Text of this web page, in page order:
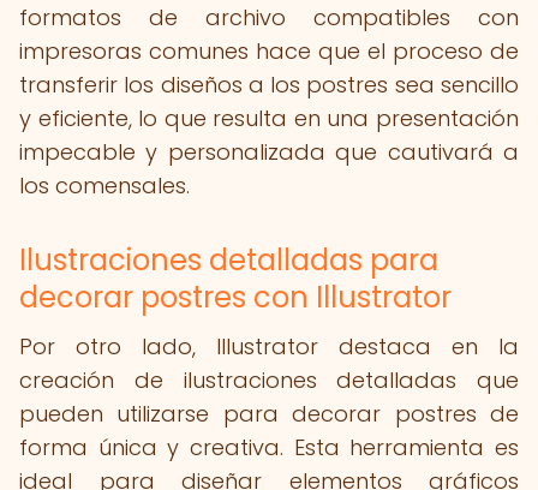
formatos de archivo compatibles con
impresoras comunes hace que el proceso de
transferir los diseños a los postres sea sencillo
y eficiente, lo que resulta en una presentación
impecable y personalizada que cautivará a
los comensales.
Ilustraciones detalladas para
decorar postres con Illustrator
Por otro lado, Illustrator destaca en la
creación de ilustraciones detalladas que
pueden utilizarse para decorar postres de
forma única y creativa. Esta herramienta es
ideal para diseñar elementos gráficos